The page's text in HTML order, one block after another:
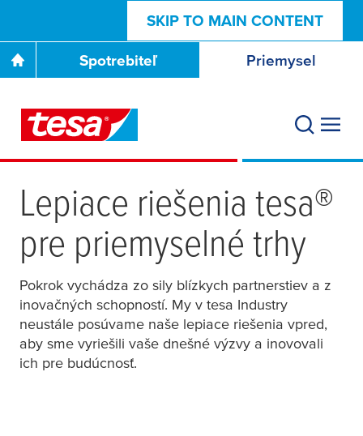
SKIP TO MAIN CONTENT
Spotrebiteľ Priemysel
Lepiace riešenia tesa®
pre priemyselné trhy
Pokrok vychádza zo sily blízkych partnerstiev a z
inovačných schopností. My v tesa Industry
neustále posúvame naše lepiace riešenia vpred,
aby sme vyriešili vaše dnešné výzvy a inovovali
ich pre budúcnosť.